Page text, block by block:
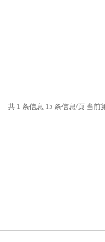
共 1 条信息 15 条信息/页 当前